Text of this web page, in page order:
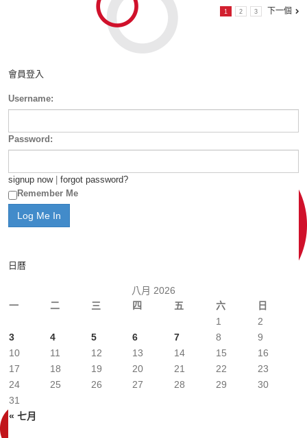
1 2 3 下一個
會員登入
Username:
Password:
signup now| forgot password?
Remember Me
日曆
八月 2026
一
二 三 四 五 六 日
« 七月
1
2
3
4 5 6 7 8
9
10
11 12 13 14 15
16
17
18 19 20 21 22
23
24
25 26 27 28 29
30
31